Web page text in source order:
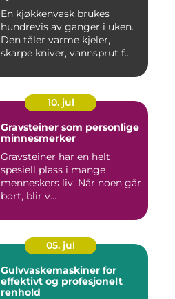
En kjøkkenvask brukes
hundrevis av ganger i uken.
Den tåler varme kjeler,
skarpe kniver, vannsprut f...
10. jul
Gravsteiner som personlige
minnesmerker
Gravsteiner har en helt
spesiell plass i mange
menneskers liv. Når noen går
bort, blir v...
05. jul
Gulvvaskemaskiner for
effektivt og profesjonelt
renhold